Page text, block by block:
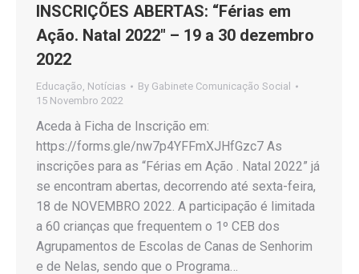
INSCRIÇÕES ABERTAS: “Férias em
Ação. Natal 2022″ – 19 a 30 dezembro
2022
Educação Notícias By Gabinete Comunicação Social
15 Novembro 2022
Aceda à Ficha de Inscrição em:
https://forms.gle/nw7p4YFFmXJHfGzc7 As
inscrições para as “Férias em Ação . Natal 2022” já
se encontram abertas, decorrendo até sexta-feira,
18 de NOVEMBRO 2022. A participação é limitada
a 60 crianças que frequentem o 1º CEB dos
Agrupamentos de Escolas de Canas de Senhorim
e de Nelas, sendo que o Programa…